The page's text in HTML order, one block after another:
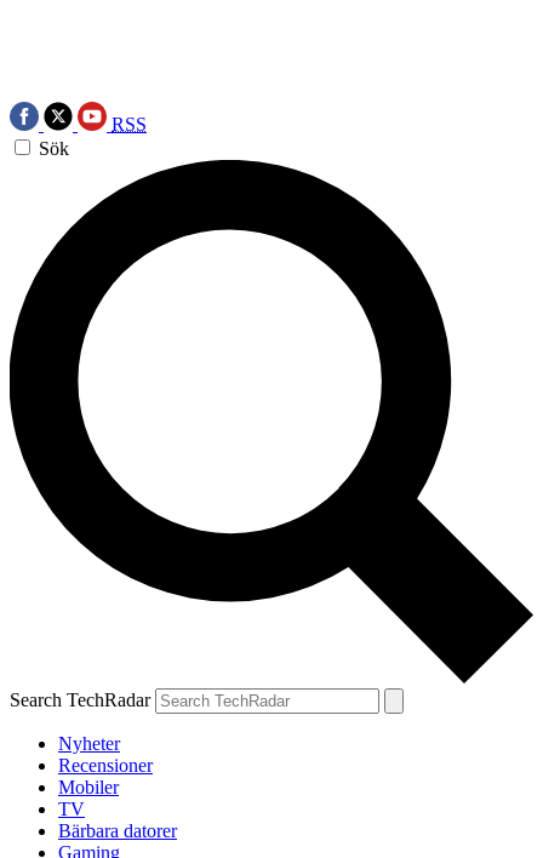
RSS
Sök
Search TechRadar
Nyheter
Recensioner
Mobiler
TV
Bärbara datorer
Gaming